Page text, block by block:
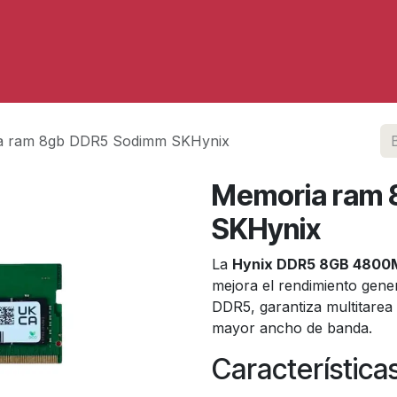
ram 8gb DDR5 Sodimm SKHynix
Memoria ram
SKHynix
La Hynix DDR5 8GB
mejora el rendimiento
DDR5, garantiza
mayor ancho de banda.